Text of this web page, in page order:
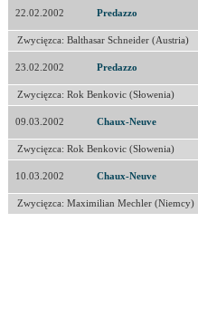
22.02.2002 Predazzo
Zwycięzca: Balthasar Schneider (Austria)
23.02.2002 Predazzo
Zwycięzca: Rok Benkovic (Słowenia)
09.03.2002 Chaux-Neuve
Zwycięzca: Rok Benkovic (Słowenia)
10.03.2002 Chaux-Neuve
Zwycięzca: Maximilian Mechler (Niemcy)